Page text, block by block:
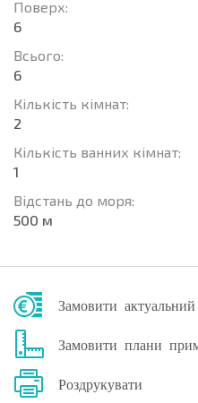
Поверх:
6
Всього:
6
Кількість кімнат:
2
Кількість ванних кімнат:
1
Відстань до моря:
500 м
Замовити
Замовити плани
Роздрукувати